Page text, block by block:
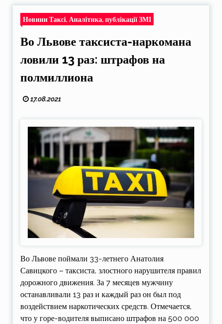
Новини Таксі, Аналітика, публікації ЗМІ
Во Львове таксиста-наркомана
ловили 13 раз: штрафов на
полмиллиона
17.08.2021
Во Львове поймали 33-летнего Анатолия
Савицкого – таксиста, злостного нарушителя правил
дорожного движения. За 7 месяцев мужчину
останавливали 13 раз и каждый раз он был под
воздействием наркотических средств. Отмечается,
что у горе-водителя выписано штрафов на 500 000